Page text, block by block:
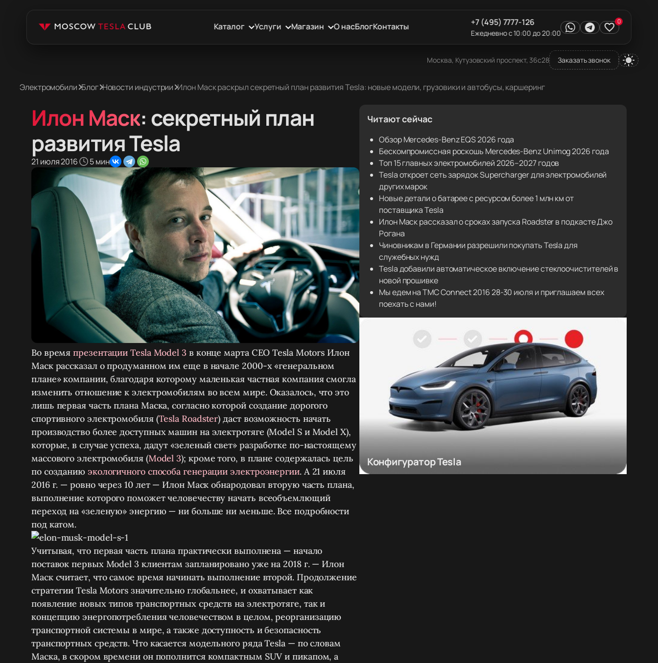
Москва, Кутузовский проспект, 36с28 Заказать звонок
Каталог Услуги Магазин О насБлогКонтакты +7 (495) 7777-126
Ежедневно с 10:00 до 20:00
0
Электромобили Блог Новости индустрии Илон Маск раскрыл секретный план развития Tesla: новые модели, грузовики и автобусы, каршеринг
Илон Маск: секретный план
развития Tesla
21 июля 2016 5 мин
Во времяпрезентации Tesla Model 3в конце марта CEO Tesla Motors Илон
Маск рассказал о продуманном им еще в начале 2000-х «генеральном
плане» компании, благодаря которому маленькая частная компания смогла
изменить отношение к электромобилям во всем мире. Оказалось, что это
лишь первая часть плана Маска, согласно которой создание дорогого
спортивного электромобиля (Tesla Roadster) даст возможность начать
производство более доступных машин на электротяге (Model S и Model X),
которые, в случае успеха, дадут «зеленый свет» разработке по-настоящему
массового электромобиля (Model 3); кроме того, в плане содержалась цель
по созданию экологичного способа генерации электроэнергии. А 21 июля
2016 г. — ровно через 10 лет — Илон Маск обнародовал вторую часть плана,
выполнение которого поможет человечеству начать всеобъемлющий
переход на «зеленую» энергию — ни больше ни меньше. Все подробности
под катом.
Учитывая, что первая часть плана практически выполнена — начало
поставок первых Model 3 клиентам запланировано уже на 2018 г. — Илон
Маск считает, что самое время начинать выполнение второй. Продолжение
стратегии Tesla Motors значительно глобальнее, и охватывает как
появление новых типов транспортных средств на электротяге, так и
концепцию энергопотребления человечеством в целом, реорганизацию
транспортной системы в мире, а также доступность и безопасность
транспортных средств. Что касается модельного ряда Tesla — по словам
Маска, в скором времени он пополнится компактным SUV и пикапом, а
Читают сейчас
Обзор Mercedes-Benz EQS 2026 года
Бескомпромиссная роскошь Mercedes-Benz Unimog 2026 года
Топ 15 главных электромобилей 2026–2027 годов
Tesla откроет сеть зарядок Supercharger для электромобилей
других марок
Новые детали о батарее с ресурсом более 1 млн км от
поставщика Tesla
Илон Маск рассказал о сроках запуска Roadster в подкасте Джо
Рогана
Чиновникам в Германии разрешили покупать Tesla для
служебных нужд
Tesla добавили автоматическое включение стеклоочистителей в
новой прошивке
Мы едем на TMC Connect 2016 28-30 июля и приглашаем всех
поехать с нами!
Конфигуратор Tesla